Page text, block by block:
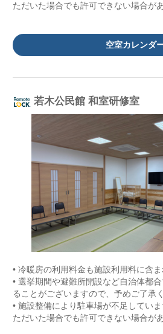
ただいた場合でも許可できない場合が
空室カレンダ
若木公民館 和室研修室
• 冷暖房の利用料金も施設利用料に含ま
• 選挙期間や避難所開設など自治体都
ることがございますので、予めご了承
• 施設整備により駐車場が不足してい
ただいた場合でも許可できない場合が